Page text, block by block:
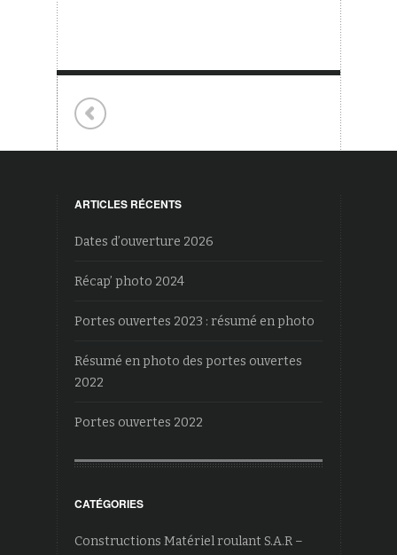
ARTICLES RÉCENTS
Dates d’ouverture 2026
Récap’ photo 2024
Portes ouvertes 2023 : résumé en photo
Résumé en photo des portes ouvertes
2022
Portes ouvertes 2022
CATÉGORIES
Constructions Matériel roulant S.A.R –